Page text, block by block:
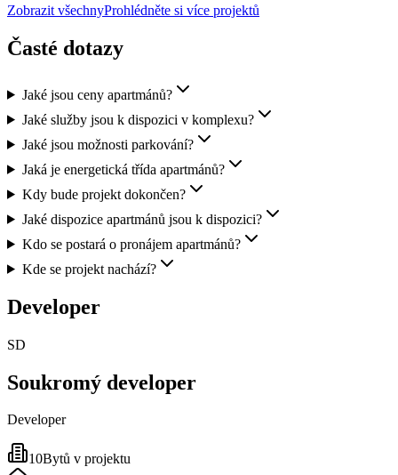
Zobrazit všechnyProhlédněte si více projektů
Časté dotazy
Jaké jsou ceny apartmánů?
Jaké služby jsou k dispozici v komplexu?
Jaké jsou možnosti parkování?
Jaká je energetická třída apartmánů?
Kdy bude projekt dokončen?
Jaké dispozice apartmánů jsou k dispozici?
Kdo se postará o pronájem apartmánů?
Kde se projekt nachází?
Developer
SD
Soukromý developer
Developer
10Bytů v projektu